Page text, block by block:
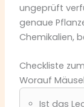
ungeprüft
genaue
Chemikalien,
Checkliste
Worauf
Ist das